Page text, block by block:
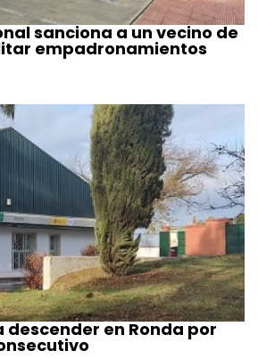
sanciona a un vecino de
empadronamientos
descender en Ronda por